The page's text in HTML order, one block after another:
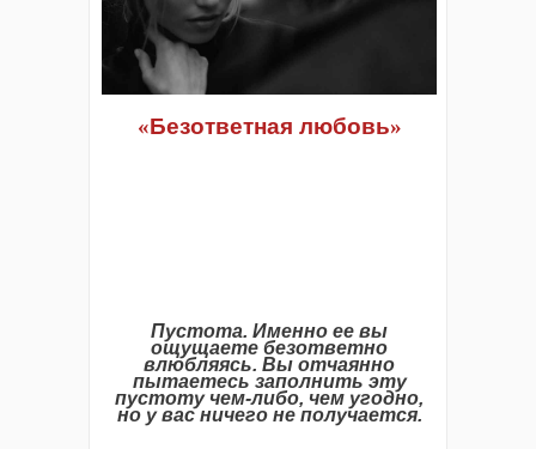
«Безответная любовь»
Пустота. Именно ее вы
ощущаете безответно
влюбляясь. Вы отчаянно
пытаетесь заполнить эту
пустоту чем-либо, чем угодно,
но у вас ничего не получается.